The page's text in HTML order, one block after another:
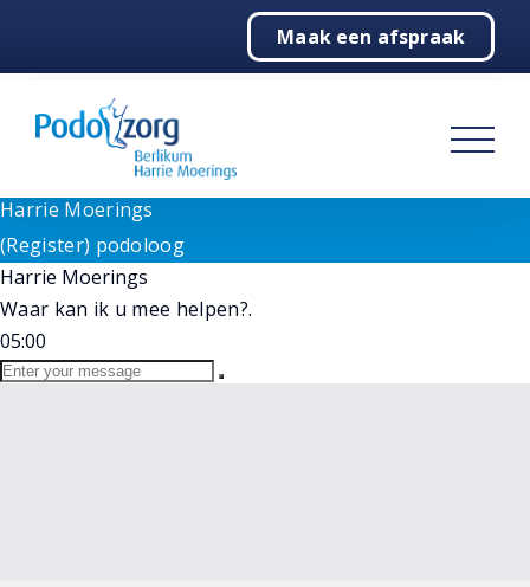
Goedemorgen!
Wij staan voor u klaar bij vragen. Selecteer hieronder
onze medewerker.
(Register) podoloog Harrie Moerings
Harrie Moerings
(Register) podoloog
Harrie Moerings
Waar kan ik u mee helpen?.
05:00
Maak een afspraak
Podologie
Behandelingen
Over ons
Contact